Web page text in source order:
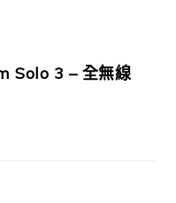
Solo 3 – 全無線